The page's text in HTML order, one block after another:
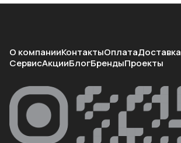
О компанииКонтактыОплатаДоставка
СервисАкцииБлогБрендыПроекты